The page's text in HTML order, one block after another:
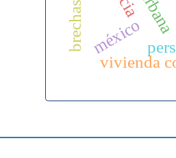
vivienda
méxico